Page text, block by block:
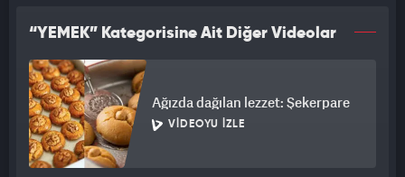
“YEMEK” Kategorisine Ait Diğer Videolar
Ağızda dağılan lezzet: Şekerpare
VIDEOYU İZLE